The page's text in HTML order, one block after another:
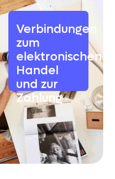
Verbindungen
zum
elektronischen
Handel
und zur
Zahlung